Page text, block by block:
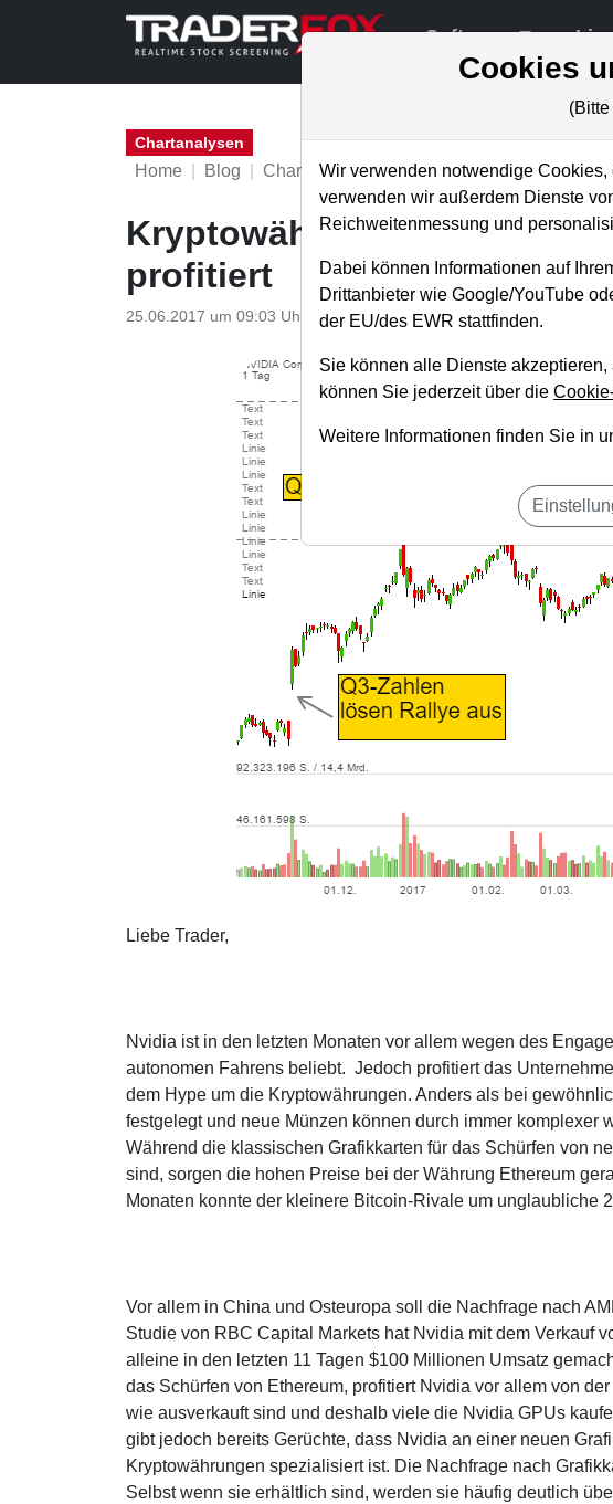
Software
Chartanalysen
Home Blog Chartanalysen
Kryptowährungen sind
profitiert
25.06.2017 um 09:03 Uhr T. Reich
Liebe Trader,
Nvidia ist in den letzten Monaten vor allem wegen des
autonomen Fahrens beliebt. Jedoch profitiert das
dem Hype um die Kryptowährungen. Anders als bei
festgelegt und neue Münzen können durch immer komplexer
Während die klassischen Grafikkarten für das Schürfen von
sind, sorgen die hohen Preise bei der Währung Ethereum
Monaten konnte der kleinere Bitcoin-Rivale um unglaubliche
Vor allem in China und Osteuropa soll die Nachfrage nach
Studie von RBC Capital Markets hat Nvidia mit dem Verkauf
alleine in den letzten 11 Tagen $100 Millionen Umsatz
das Schürfen von Ethereum, profitiert Nvidia vor allem von
wie ausverkauft sind und deshalb viele die Nvidia GPUs
gibt jedoch bereits Gerüchte, dass Nvidia an einer neuen
Kryptowährungen spezialisiert ist. Die Nachfrage nach
Selbst wenn sie erhältlich sind, werden sie häufig deutlich
Cookies
Wir verwenden notwendige
verwenden wir außerdem Dienste
Reichweitenmessung und
Dabei können Informationen auf
Drittanbieter wie Google/YouTube
der EU/des EWR stattfinden.
Sie können alle Dienste
können Sie jederzeit über die
Weitere Informationen finden Sie in